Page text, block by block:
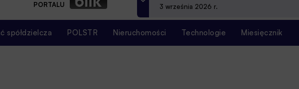
PORTALU
3 września 2026 r.
spółdzielcza POLSTR Nieruchomości Technologie Miesięcznik